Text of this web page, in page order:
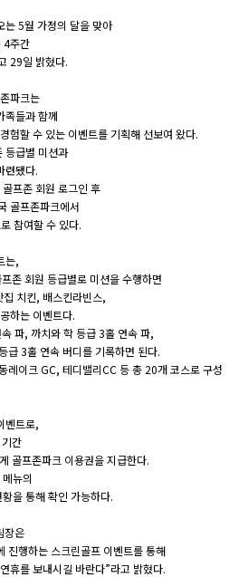
는 5월 가정의 달을 맞아
4주간
29일 밝혔다.
파크는
족들과 함께
험할 수 있는 이벤트를 기획해 선보여 왔다.
등급별 미션과
련됐다.
프존 회원 로그인 후
골프존파크에서
참여할 수 있다.
는,
존 회원 등급별로 미션을 수행하면
치킨, 배스킨라빈스,
하는 이벤트다.
파, 까치와 학 등급 3홀 연속 파,
급 3홀 연속 버디를 기록하면 된다.
레이크 GC, 테디밸리CC 등 총 20개 코스로 구성
벤트로,
간
골프존파크 이용권을 지급한다.
뉴의
을 통해 확인 가능하다.
장은
진행하는 스크린골프 이벤트를 통해
휴를 보내시길 바란다”라고 밝혔다.